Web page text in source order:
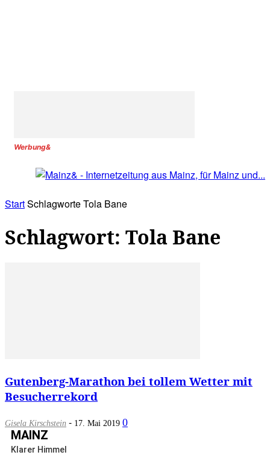
Werbung&
StartSchlagworteTola Bane
Schlagwort: Tola Bane
Gutenberg-Marathon bei tollem Wetter mit
Besucherrekord
Gisela Kirschstein - 17. Mai 2019 0
MAINZ
Klarer Himmel